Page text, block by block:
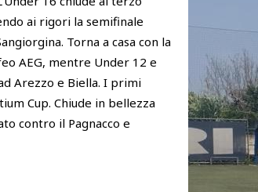
ai rigori la semifinale
Torna a casa con la
AEG, mentre Under 12 e
Arezzo e Biella. I primi
Cup. Chiude in bellezza
contro il Pagnacco e